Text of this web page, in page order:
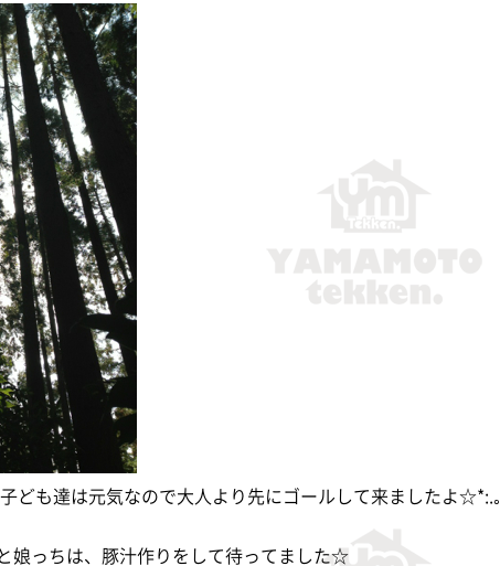
ども達は元気なので大人より先にゴールして来ましたよ☆*:.｡.
娘っちは、豚汁作りをして待ってました☆